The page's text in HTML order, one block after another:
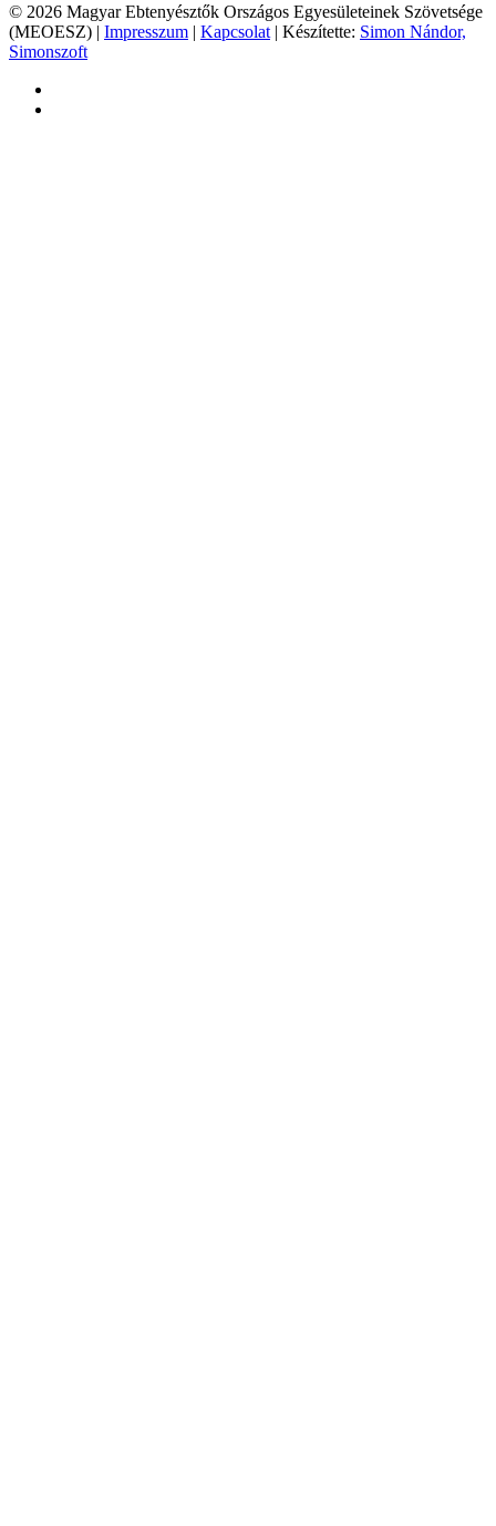
© 2026 Magyar Ebtenyésztők Országos Egyesületeinek Szövetsége
(MEOESZ) | Impresszum | Kapcsolat | Készítette: Simon Nándor,
Simonszoft